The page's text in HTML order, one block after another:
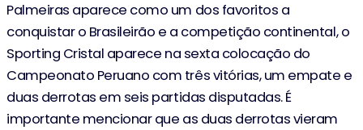
Palmeiras aparece como um dos favoritos a
conquistar o Brasileirão e a competição continental, o
Sporting Cristal aparece na sexta colocação do
Campeonato Peruano com três vitórias, um empate e
duas derrotas em seis partidas disputadas. É
importante mencionar que as duas derrotas vieram